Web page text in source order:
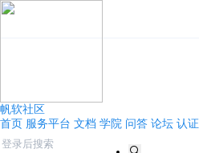
帆软社区
首页 服务平台 文档 学院 问答 论坛 认证